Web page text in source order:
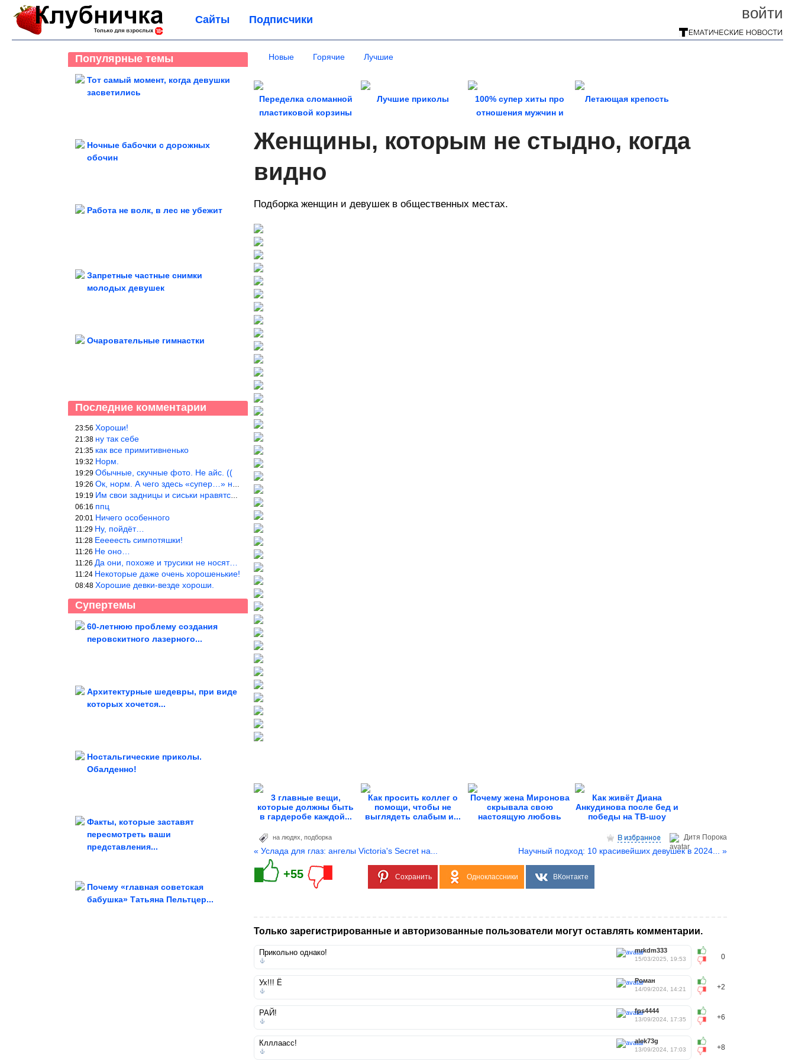
войти
Сайты Подписчики
Популярные темы
Тот самый момент, когда девушки
засветились
Ночные бабочки с дорожных
обочин
Работа не волк, в лес не убежит
Запретные частные снимки
молодых девушек
Очаровательные гимнастки
Последние комментарии
23:56 Хороши!
21:38 ну так себе
21:35 как все примитивненько
19:32 Норм.
19:29 Обычные, скучные фото. Не айс. ((
19:26 Ок, норм. А чего здесь «супер…» не понятно.
19:19 Им свои задницы и сиськи нравятся больше, чем нам, мужикам?
06:16 ппц
20:01 Ничего особенного
11:29 Ну, пойдёт…
11:28 Ееееесть симпотяшки!
11:26 Не оно…
11:26 Да они, похоже и трусики не носят…
11:24 Некоторые даже очень хорошенькие!
08:48 Хорошие девки-везде хороши.
Супертемы
60-летнюю проблему создания
перовскитного лазерного...
Терапия смехом без страховки
Архитектурные шедевры, при виде
которых хочется...
Ностальгические приколы.
Обалденно!
Факты, которые заставят
пересмотреть ваши
представления...
Хрустящие маринованные огурцы
Почему «главная советская
бабушка» Татьяна Пельтцер...
Новые Горячие Лучшие
Переделка сломанной
пластиковой корзины
Лучшие приколы
100% супер хиты про
отношения мужчин и
Летающая крепость
Женщины, которым не стыдно, когда
видно
Подборка женщин и девушек в общественных местах.
3 главные вещи,
которые должны быть
в гардеробе каждой...
Как просить коллег о
помощи, чтобы не
выглядеть слабым и...
Почему жена Миронова
скрывала свою
настоящую любовь
Как живёт Диана
Анкудинова после бед и
победы на ТВ-шоу
Дитя Пoрока
на людях подборка
« Услада для глаз: ангелы Victoria's Secret на... Научный подход: 10 красивейших девушек в 2024... »
+55 Сохранить Одноклассники ВКонтакте
Только зарегистрированные и авторизованные пользователи могут оставлять комментарии.
0
mrkdm333
15/03/2025, 19:53
Прикольно однако!
+2
Роман
14/09/2024, 14:21
Ух!!! Ё
+6
fps4444
13/09/2024, 17:35
РАЙ!
+8
alek73g
13/09/2024, 17:03
Клллаасс!